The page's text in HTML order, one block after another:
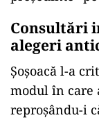
Consultări
alegeri
Șoșoacă l-a
modul în care
reproșându-i